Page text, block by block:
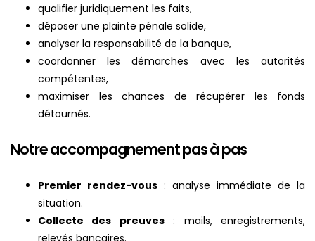
qualifier juridiquement les faits,
déposer une plainte pénale solide,
analyser la responsabilité de la banque,
coordonner les démarches avec les autorités
compétentes,
maximiser les chances de récupérer les fonds
détournés.
Notre accompagnement pas à pas
Premier rendez-vous : analyse immédiate de la
situation.
Collecte des preuves: mails, enregistrements,
relevés bancaires.